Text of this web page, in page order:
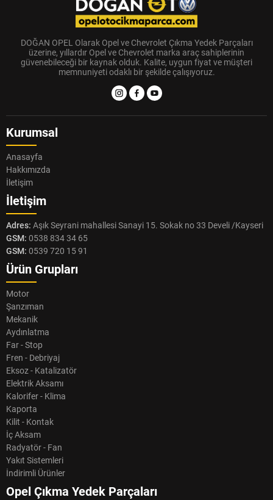
DOĞAN OPEL Olarak Opel ve Chevrolet Çıkma Yedek Parçaları
üzerine, yıllardır Opel ve Chevrolet marka araç sahiplerinin
güvenebileceği bir kaynak olduk. Kalite, uygun fiyat ve müşteri
memnuniyeti odaklı bir şekilde çalışıyoruz.
Kurumsal
Anasayfa
Hakkımızda
İletişim
İletişim
Adres: Aşık Seyrani mahallesi Sanayi 15. Sokak no 33 Develi /Kayseri
GSM: 0538 834 34 65
GSM: 0539 720 15 91
Ürün Grupları
Motor
Şanzıman
Mekanik
Aydınlatma
Far - Stop
Fren - Debriyaj
Eksoz - Katalizatör
Elektrik Aksamı
Kalorifer - Klima
Kaporta
Kilit - Kontak
İç Aksam
Radyatör - Fan
Yakıt Sistemleri
İndirimli Ürünler
Opel Çıkma Yedek Parçaları